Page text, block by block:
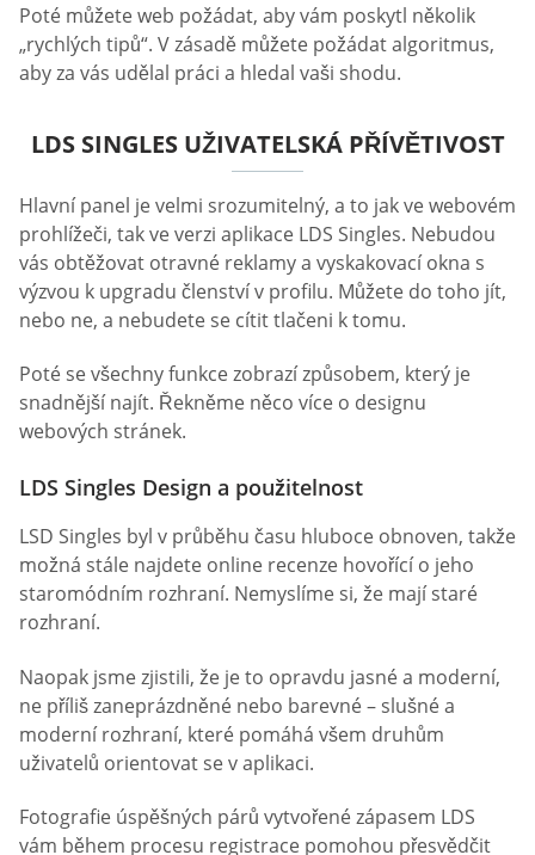
Poté můžete web požádat, aby vám poskytl několik
„rychlých tipů“. V zásadě můžete požádat algoritmus,
aby za vás udělal práci a hledal vaši shodu.
LDS SINGLES UŽIVATELSKÁ PŘÍVĚTIVOST
Hlavní panel je velmi srozumitelný, a to jak ve webovém
prohlížeči, tak ve verzi aplikace LDS Singles. Nebudou
vás obtěžovat otravné reklamy a vyskakovací okna s
výzvou k upgradu členství v profilu. Můžete do toho jít,
nebo ne, a nebudete se cítit tlačeni k tomu.
Poté se všechny funkce zobrazí způsobem, který je
snadnější najít. Řekněme něco více o designu
webových stránek.
LDS Singles Design a použitelnost
LSD Singles byl v průběhu času hluboce obnoven, takže
možná stále najdete online recenze hovořící o jeho
staromódním rozhraní. Nemyslíme si, že mají staré
rozhraní.
Naopak jsme zjistili, že je to opravdu jasné a moderní,
ne příliš zaneprázdněné nebo barevné – slušné a
moderní rozhraní, které pomáhá všem druhům
uživatelů orientovat se v aplikaci.
Fotografie úspěšných párů vytvořené zápasem LDS
vám během procesu registrace pomohou přesvědčit